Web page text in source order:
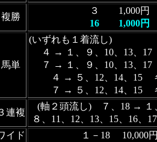
複勝
３ 1,000円
16 1,000円
馬単
(いずれも１着流し)
４ → １、９、10、13、
７ → １、９、10、13、
４ → ５、12、14、15
７ → ５、12、14、15
連複
(軸２頭流し) ７、18 → １
８、11、12、13、15、16、
イド １－18 10,000